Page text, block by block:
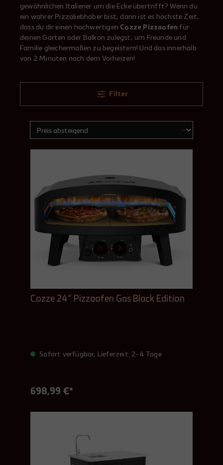
gewöhnlichen Italiener um die Ecke übertrifft? Wenn du
ein wahrer Pizzaliebhaber bist, dann ist es höchste Zeit,
dass du dir einen hochwertigen Cozze Pizzaofen für
deinen Garten oder Balkon zulegst, um Freunde und
Familie gleichermaßen zu begeistern! Und das innerhalb
von 2 Minuten nach dem Vorheizen!
Filter
Cozze 24“ Pizzaofen Gas Black Edition
Sofort verfügbar, Lieferzeit: 2-4 Tage
698,99 €*